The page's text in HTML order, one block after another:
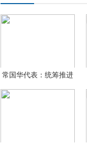
常国华代表：统筹推进
教育